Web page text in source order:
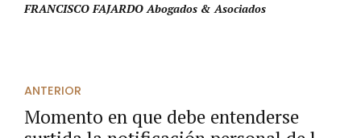
FRANCISCO FAJARDO Abogados & Asociados
ANTERIOR
Momento en que debe entenderse